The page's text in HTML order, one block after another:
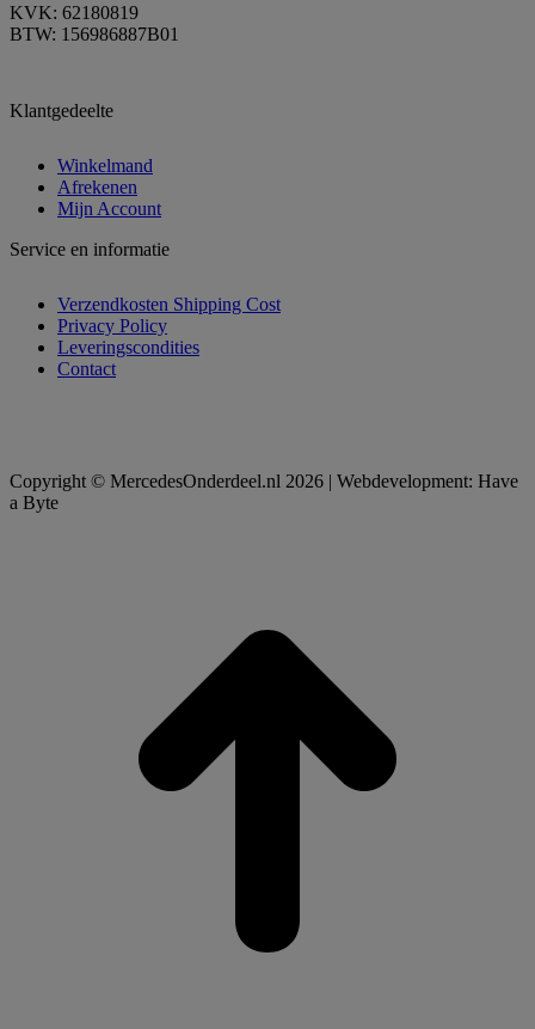
KVK: 62180819
BTW: 156986887B01
Klantgedeelte
Winkelmand
Afrekenen
Mijn Account
Service en informatie
Verzendkosten Shipping Cost
Privacy Policy
Leveringscondities
Contact
Copyright © MercedesOnderdeel.nl 2026 | Webdevelopment: Have
a Byte